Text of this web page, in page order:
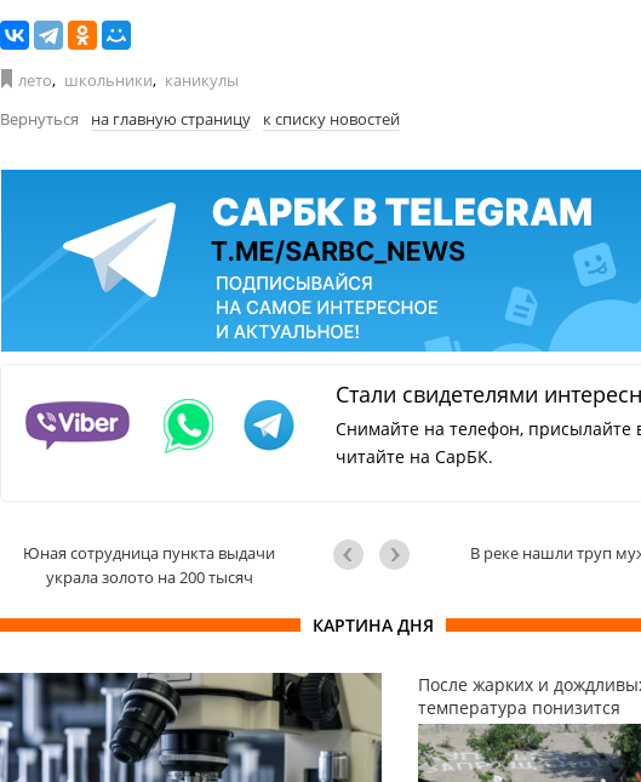
лето, школьники, каникулы
Вернуться
на главную страницу к списку новостей
Стали свидетелями
Снимайте на телефон, присылайте
читайте на СарБК.
Юная сотрудница пункта выдачи
украла золото на 200 тысяч
В реке нашли труп
КАРТИНА ДНЯ
После жарких и
температура понизится